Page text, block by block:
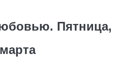
Пятница,